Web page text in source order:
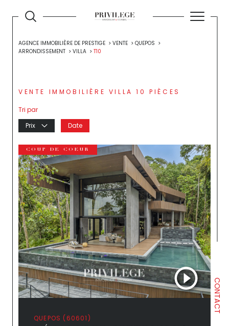
CONTACT
AGENCE IMMOBILIÈRE DE PRESTIGE VENTE
QUEPOS
ARRONDISSEMENT
VILLA T10
VENTE IMMOBILIÈRE VILLA 10 PIÈCES
Tri par
Prix
Date
QUEPOS (60601)
COUP DE COEUR